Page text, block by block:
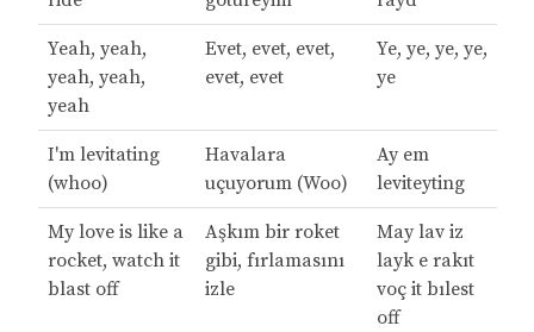
Yeah, yeah,
yeah, yeah,
yeah
Evet, evet, evet,
evet, evet
Ye, ye, ye, ye,
ye
I'm levitating
(whoo)
Havalara
uçuyorum (Woo)
Ay em
leviteyting
My love is like a
rocket, watch it
blast off
Aşkım bir roket
gibi, fırlamasını
izle
May lav iz
layk e rakıt
voç it bılest
off